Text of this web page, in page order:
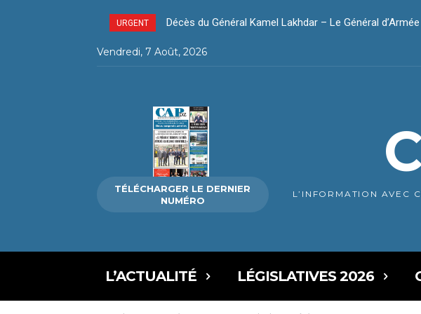
URGENT Décès du Général Kamel Lakhdar – Le Général
Décès du Général Kamel Lakhdar – Le président
Vendredi, 7 Août, 2026
TÉLÉCHARGER LE DERNIER
NUMÉRO
L’INFORMATION AVEC
L’ACTUALITÉ LÉGISLATIVES 2026